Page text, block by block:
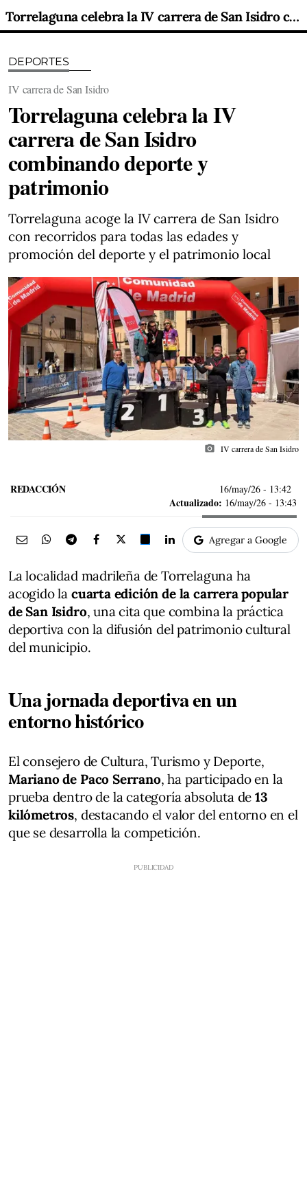
Torrelaguna celebra la IV carrera de San Isidro combinando deporte y patrimonio
DEPORTES
IV carrera de San Isidro
Torrelaguna celebra la IV
carrera de San Isidro
combinando deporte y
patrimonio
Torrelaguna acoge la IV carrera de San Isidro
con recorridos para todas las edades y
promoción del deporte y el patrimonio local
photo_camera IV carrera de San Isidro
REDACCIÓN 16/may/26 - 13:42
Actualizado: 16/may/26 - 13:43
Agregar a Google
La localidad madrileña de Torrelaguna ha
acogido la cuarta edición de la carrera popular
de San Isidro, una cita que combina la práctica
deportiva con la difusión del patrimonio cultural
del municipio.
Una jornada deportiva en un
entorno histórico
El consejero de Cultura, Turismo y Deporte,
Mariano de Paco Serrano, ha participado en la
prueba dentro de la categoría absoluta de13
kilómetros, destacando el valor del entorno en el
que se desarrolla la competición.